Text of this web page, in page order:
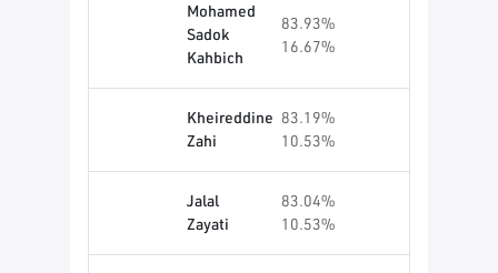
Kheireddine
Zahi
83.19%
10.53%
Mohamed
Sadok
Kahbich
83.93%
16.67%
Jalal
Zayati
83.04%
10.53%